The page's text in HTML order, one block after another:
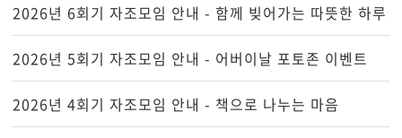
2026년 6회기 자조모임 안내 - 함께 빚어가는 따뜻한 하루
2026년 5회기 자조모임 안내 - 어버이날 포토존 이벤트
2026년 4회기 자조모임 안내 - 책으로 나누는 마음